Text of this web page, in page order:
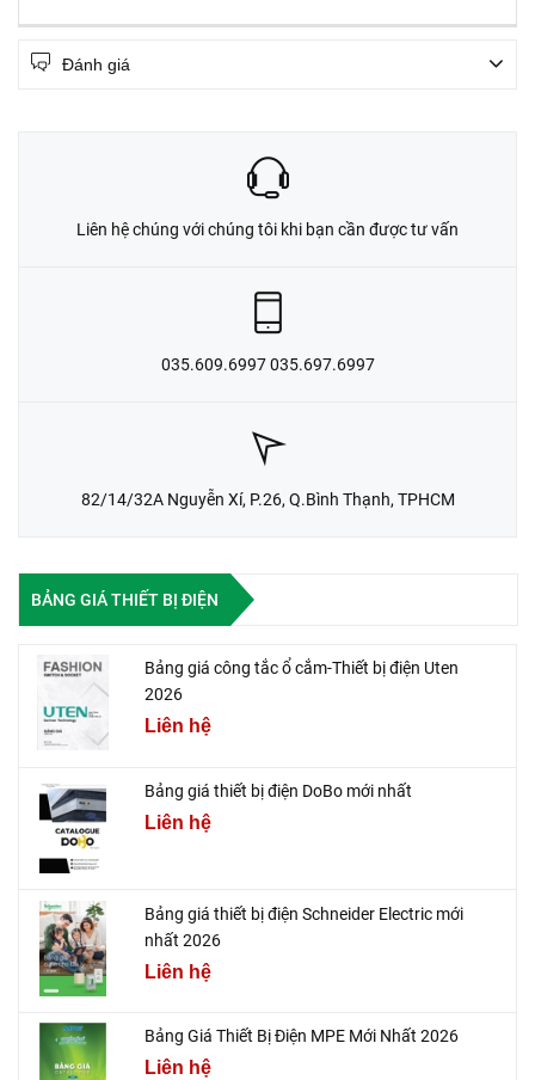
Đánh giá
Liên hệ chúng với chúng tôi khi bạn cần được tư vấn
035.609.6997 035.697.6997
82/14/32A Nguyễn Xí, P.26, Q.Bình Thạnh, TPHCM
BẢNG GIÁ THIẾT BỊ ĐIỆN
Bảng giá công tắc ổ cắm-Thiết bị điện Uten
2026
Liên hệ
Bảng giá thiết bị điện DoBo mới nhất
Liên hệ
Bảng giá thiết bị điện Schneider Electric mới
nhất 2026
Liên hệ
Bảng Giá Thiết Bị Điện MPE Mới Nhất 2026
Liên hệ